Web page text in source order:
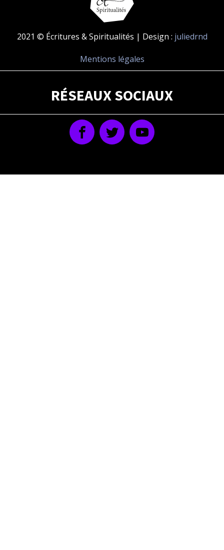
2021 © Écritures & Spiritualités | Design : juliedrnd
Mentions légales
RÉSEAUX SOCIAUX